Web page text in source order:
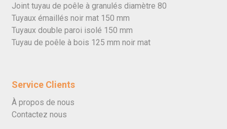
Joint tuyau de poêle à granulés diamètre 80
Tuyaux émaillés noir mat 150 mm
Tuyaux double paroi isolé 150 mm
Tuyau de poêle à bois 125 mm noir mat
Service Clients
À propos de nous
Contactez nous